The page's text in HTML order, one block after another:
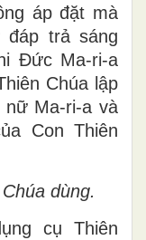
áp đặt mà
đáp trả sáng
Đức Ma-ri-a
Chúa lập
nữ Ma-ri-a và
Con Thiên
dùng.
cụ Thiên